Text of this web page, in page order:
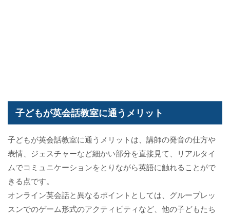
子どもが英会話教室に通うメリット
子どもが英会話教室に通うメリットは、講師の発音の仕方や
表情、ジェスチャーなど細かい部分を直接見て、リアルタイ
ムでコミュニケーションをとりながら英語に触れることがで
きる点です。
オンライン英会話と異なるポイントとしては、グループレッ
スンでのゲーム形式のアクティビティなど、他の子どもたち